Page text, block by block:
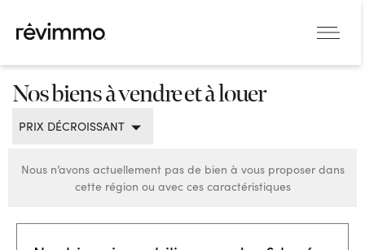
Nos biens à vendre et à louer
PRIX DÉCROISSANT
Nous n’avons actuellement pas de bien à vous proposer dans
cette région ou avec ces caractéristiques